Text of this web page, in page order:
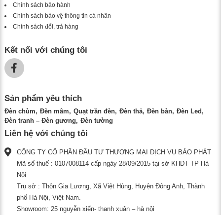
Chính sách bảo hành
Chính sách bảo vệ thông tin cá nhân
Chính sách đổi, trả hàng
Kết nối với chúng tôi
Sản phẩm yêu thích
Đèn chùm Đèn mâm Quạt trần đèn Đèn thả Đèn bàn
Đèn Led
Đèn tranh – Đèn gương
Đèn tường
Liên hệ với chúng tôi
CÔNG TY CỔ PHẦN ĐẦU TƯ THƯƠNG MẠI DỊCH VỤ BẢO PHÁT
Mã số thuế : 0107008114 cấp ngày 28/09/2015 tại sở KHĐT TP Hà
Nội
Trụ sở : Thôn Gia Lương, Xã Việt Hùng, Huyện Đông Anh, Thành
phố Hà Nội, Việt Nam.
Showroom: 25 nguyễn xiển- thanh xuân – hà nội